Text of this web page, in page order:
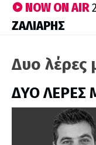
NOW ON AIR
ΖΑΛΙΑΡΗΣ
Δυο λέρες
ΔΥΟ ΛΕΡΕΣ